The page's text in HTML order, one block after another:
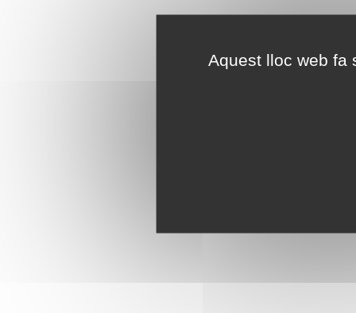
Aquest lloc web fa